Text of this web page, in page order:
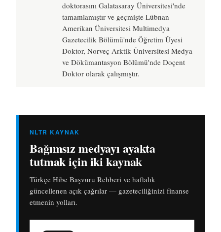
doktorasını Galatasaray Üniversitesi'nde
tamamlamıştır ve geçmişte Lübnan
Amerikan Üniversitesi Multimedya
Gazetecilik Bölümü'nde Öğretim Üyesi
Doktor, Norveç Arktik Üniversitesi Medya
ve Dökümantasyon Bölümü'nde Doçent
Doktor olarak çalışmıştır.
NLTR KAYNAK
Bağımsız medyayı ayakta
tutmak için iki kaynak
Türkçe Hibe Başvuru Rehberi ve haftalık
güncellenen açık çağrılar — gazeteciliğinizi finanse
etmenin yolları.